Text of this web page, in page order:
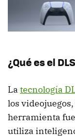
¿Qué es el
La tecnología
los
herramienta
utiliza